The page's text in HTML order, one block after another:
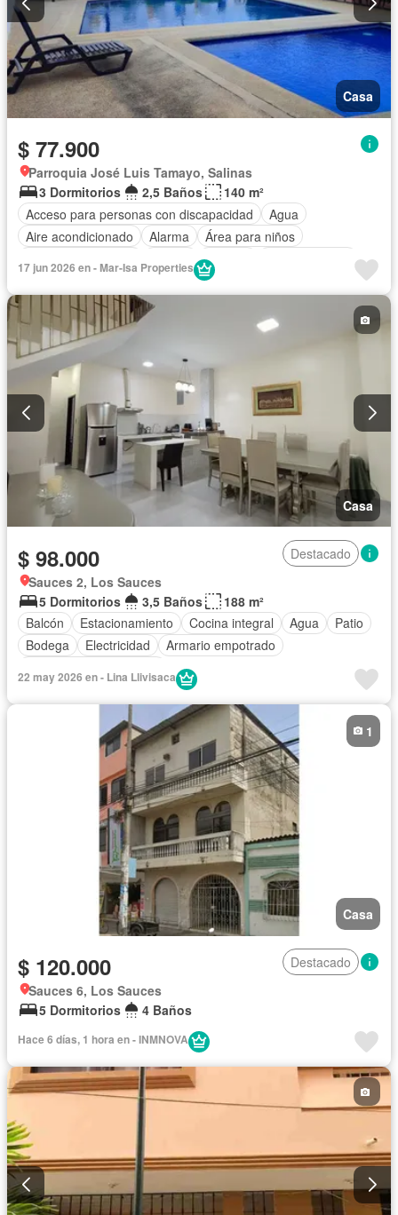
Casa
$ 77.900
Parroquia José Luis Tamayo, Salinas
3 Dormitorios
2,5 Baños
140 m²
Acceso para personas con discapacidad
Agua
Aire acondicionado
Alarma
Área para niños
Bodega
Cocina equipada
Electricidad
Garita de guardianía
Conserje
Seguridad Parcialmente amoblado
17 jun 2026 en - Mar-Isa Properties
Casa
$ 98.000
Destacado
Sauces 2, Los Sauces
5 Dormitorios
3,5 Baños
188 m²
Balcón
Estacionamiento Cocina integral Agua
Patio
Bodega
Electricidad
Armario empotrado
22 may 2026 en - Lina Llivisaca
Casa
1
$ 120.000
Destacado
Sauces 6, Los Sauces
5 Dormitorios
4 Baños
Hace 6 días, 1 hora en - INMNOVA